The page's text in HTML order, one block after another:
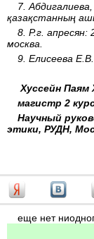
7.
қазақстанның
8. Р.г.
москва.
9. Елисеева
Хуссейн Паям
магистр 2
Научный
этики, РУДН,
еще нет